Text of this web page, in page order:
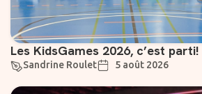
Les KidsGames 2026, c’est parti!
Sandrine Roulet 5 août 2026